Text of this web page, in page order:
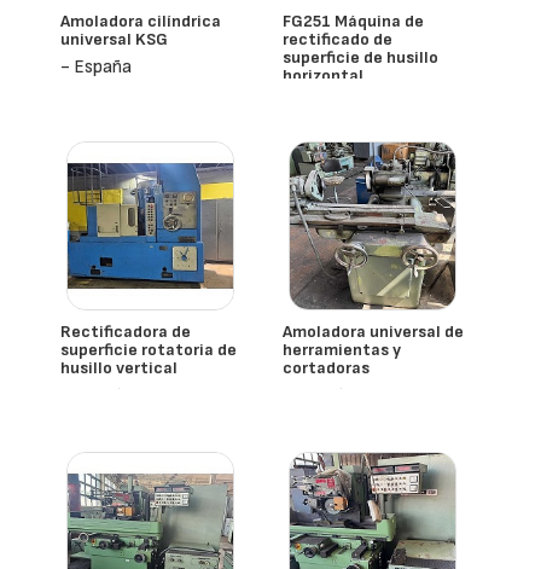
Amoladora cilíndrica
universal KSG
- España
FG251 Máquina de
rectificado de
superficie de husillo
horizontal
Rectificadora de
superficie rotatoria de
husillo vertical
- España
Amoladora universal de
herramientas y
cortadoras
- España